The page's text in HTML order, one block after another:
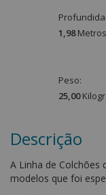
1,98 Metros
Peso:
25,00
Descrição
A Linha de Colchões
modelos que foi
consumidores que